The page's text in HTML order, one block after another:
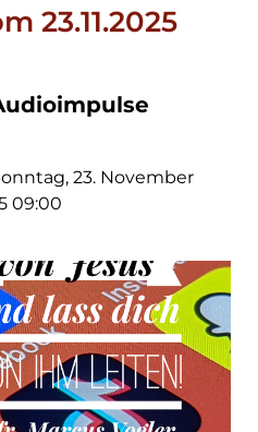
23.11.2025
23. November
09:00